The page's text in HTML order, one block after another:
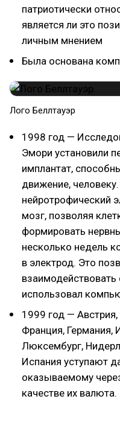
патриотически
является ли это
личным мнением
Была основана
Лого Беллтауэр
1998 год —
Эмори установили
имплантат,
движение,
нейротрофический
мозг, позволяя
формировать
несколько недель
в электрод. Это
использовал
1999 год —
Франция, Германия,
Люксембург,
Испания уступают
оказываемому
качестве их валюта.